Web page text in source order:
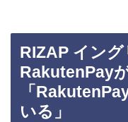
RIZAP イン
RakutenPay
「
いる」